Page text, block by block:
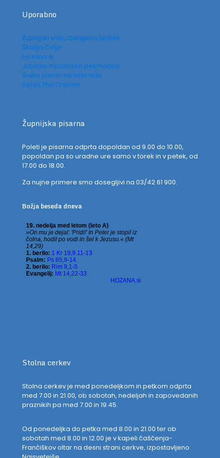
Uporabno
Župnijski vrtec Danijelov levček
Škofija Celje
Hozana.si
Jubilate mladinska pesmarica
Sveto pismo na internetu
Serija The Chosen
Župnijska pisarna
Poleti je pisarna odprta dopoldan od 9.00 do 10.00,
popoldan pa so uradne ure samo v torek in v petek, od
17.00 do 18.00.
Za nujne primere smo dosegljivi na 03/42 61 900.
Božja beseda dneva
Stolna cerkev
Stolna cerkev je med ponedeljkom in petkom odprta
med 7.00 in 21.00, ob sobotah, nedeljah in zapovedanih
praznikih pa med 7.00 in 19.45.
Od ponedeljka do petka med 8.00 in 21.00 ter ob
sobotah med 8.00 in 12.00 je v kapeli čaščenja-
Frančiškov oltar na desni strani cerkve, izpostavljeno